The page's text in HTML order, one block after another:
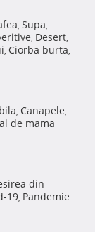
, Supa,
, Desert,
, Ciorba burta,
, Canapele,
de mama
din
19, Pandemie